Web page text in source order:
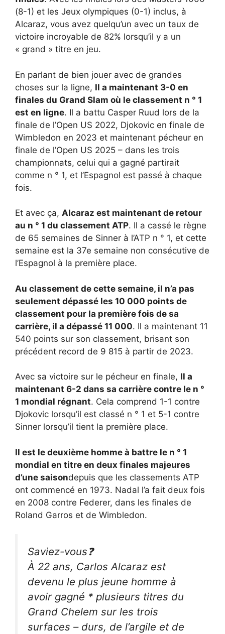
(8-1) et les Jeux olympiques (0-1) inclus, à
Alcaraz, vous avez quelqu’un avec un taux de
victoire incroyable de 82% lorsqu’il y a un
« grand » titre en jeu.
En parlant de bien jouer avec de grandes
choses sur la ligne, Il a maintenant 3-0 en
finales du Grand Slam où le classement n ° 1
est en ligne. Il a battu Casper Ruud lors de la
finale de l’Open US 2022, Djokovic en finale de
Wimbledon en 2023 et maintenant pécheur en
finale de l’Open US 2025 – dans les trois
championnats, celui qui a gagné partirait
comme n ° 1, et l’Espagnol est passé à chaque
fois.
Et avec ça, Alcaraz est maintenant de retour
au n ° 1 du classement ATP. Il a cassé le règne
de 65 semaines de Sinner à l’ATP n ° 1, et cette
semaine est la 37e semaine non consécutive de
l’Espagnol à la première place.
Au classement de cette semaine, il n’a pas
seulement dépassé les 10 000 points de
classement pour la première fois de sa
carrière, il a dépassé 11 000. Il a maintenant 11
540 points sur son classement, brisant son
précédent record de 9 815 à partir de 2023.
Avec sa victoire sur le pécheur en finale, Il a
maintenant 6-2 dans sa carrière contre le n °
1 mondial régnant. Cela comprend 1-1 contre
Djokovic lorsqu’il est classé n ° 1 et 5-1 contre
Sinner lorsqu’il tient la première place.
Il est le deuxième homme à battre le n ° 1
mondial en titre en deux finales majeures
d’une saisondepuis que les classements ATP
ont commencé en 1973. Nadal l’a fait deux fois
en 2008 contre Federer, dans les finales de
Roland Garros et de Wimbledon.
Saviez-vous❓
À 22 ans, Carlos Alcaraz est
devenu le plus jeune homme à
avoir gagné * plusieurs titres du
Grand Chelem sur les trois
surfaces – durs, de l’argile et de